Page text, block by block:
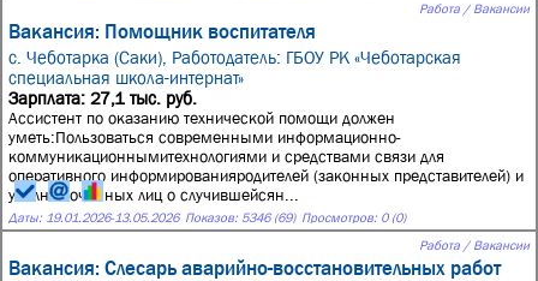
Работа / Вакансии
Вакансия: Помощник воспитателя
с. Чеботарка (Саки), Работодатель: ГБОУ РК «Чеботарская
специальная школа-интернат»
Зарплата: 27,1 тыс. руб.
Ассистент по оказанию технической помощи должен
уметь:Пользоваться современными информационно-
коммуникационнымитехнологиями и средствами связи для
оперативного информированияродителей (законных представителей) и
уполномоченных лиц о случившейсян...
Даты: 19.01.2026-13.05.2026 Показов: 5346 (69) Просмотров: 0 (0)
Работа / Вакансии
Вакансия: Слесарь аварийно-восстановительных работ